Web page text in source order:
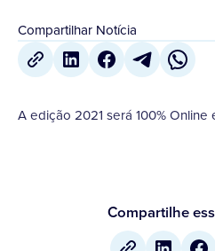
Compartilhar Notícia
A edição 2021 será 100% Online
Compartilhe